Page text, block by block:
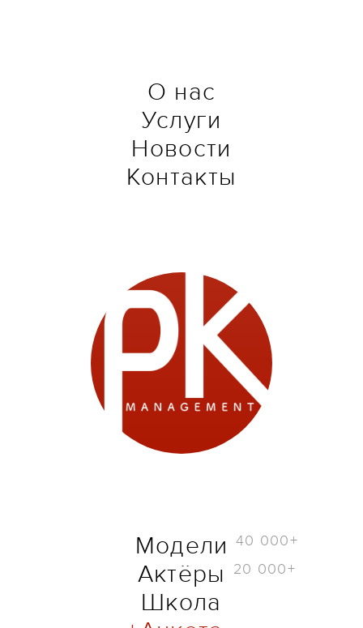
О нас
Услуги
Новости
Контакты
Модели 40 000+
Актёры 20 000+
Школа